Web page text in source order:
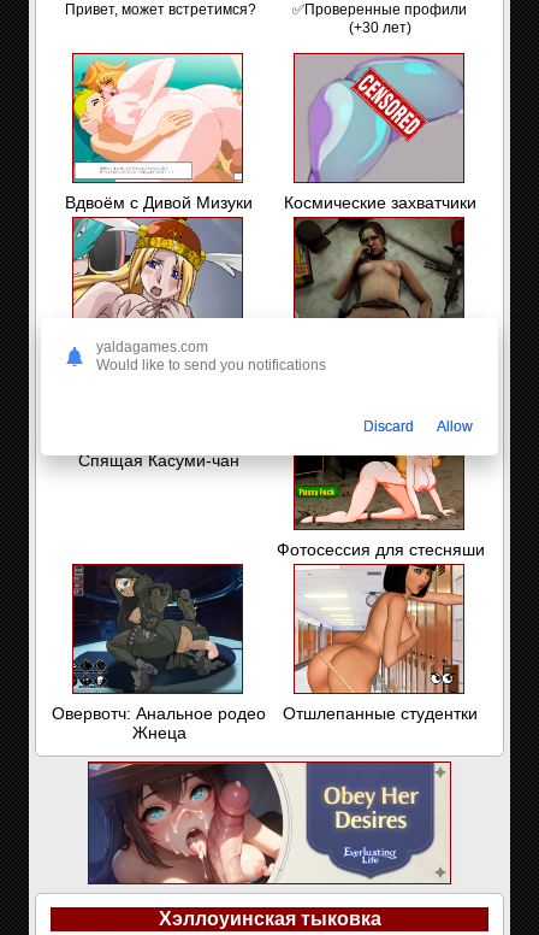
Привет, может встретимся?
✅Проверенные профили
(+30 лет)
Вдвоём с Дивой Мизуки Космические захватчики
Семь приключений
Лефт Фо Дед: Секс с Зой
Спящая Касуми-чан
Фотосессия для стесняши
Овервотч: Анальное родео
Жнеца
Отшлепанные студентки
Хэллоуинская тыковка
yaldagames.com
Would like to send you notifications
Discard Allow